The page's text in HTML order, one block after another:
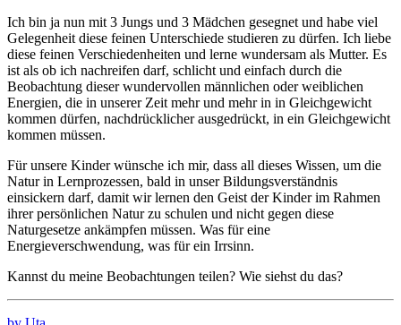
Ich bin ja nun mit 3 Jungs und 3 Mädchen gesegnet und habe viel
Gelegenheit diese feinen Unterschiede studieren zu dürfen. Ich liebe
diese feinen Verschiedenheiten und lerne wundersam als Mutter. Es
ist als ob ich nachreifen darf, schlicht und einfach durch die
Beobachtung dieser wundervollen männlichen oder weiblichen
Energien, die in unserer Zeit mehr und mehr in in Gleichgewicht
kommen dürfen, nachdrücklicher ausgedrückt, in ein Gleichgewicht
kommen müssen.
Für unsere Kinder wünsche ich mir, dass all dieses Wissen, um die
Natur in Lernprozessen, bald in unser Bildungsverständnis
einsickern darf, damit wir lernen den Geist der Kinder im Rahmen
ihrer persönlichen Natur zu schulen und nicht gegen diese
Naturgesetze ankämpfen müssen. Was für eine
Energieverschwendung, was für ein Irrsinn.
Kannst du meine Beobachtungen teilen? Wie siehst du das?